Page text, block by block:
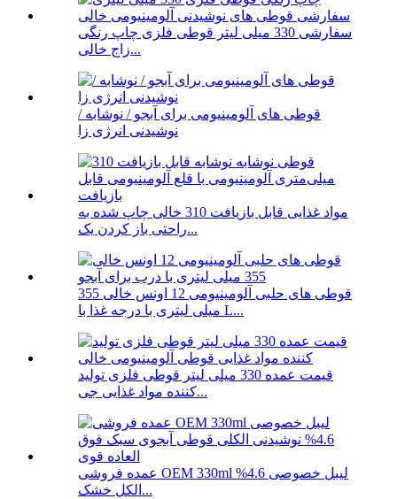
سفارشی 330 میلی لیتر قوطی فلزی چاپ رنگی
زاج خالی...
قوطی های آلومینیومی برای آبجو / نوشابه /
نوشیدنی انرژی زا
مواد غذایی قابل بازیافت 310 خالی چاپ شده به
راحتی باز کردن یک...
قوطی های حلبی آلومینیومی 12 اونس خالی 355
میلی لیتری با درجه غذا با L...
قیمت عمده 330 میلی لیتر قوطی فلزی تولید
کننده مواد غذایی جی...
عمده فروشی OEM 330ml لیبل خصوصی 4.6%
الکل خشک...